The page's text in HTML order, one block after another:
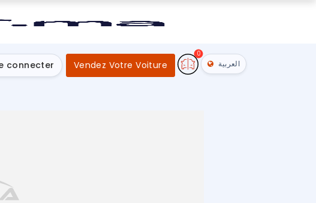
connecter Vendez Votre Voiture
0
العربية